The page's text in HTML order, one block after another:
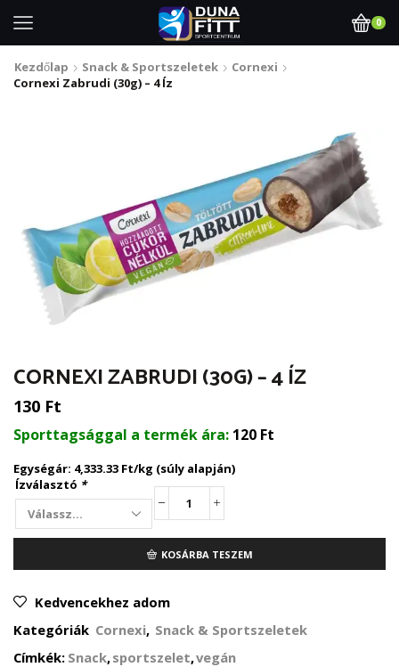
0
Kezdőlap Snack & Sportszeletek
Cornexi
Cornexi Zabrudi (30g) – 4 Íz
CORNEXI ZABRUDI (30G) – 4 ÍZ
130 Ft
Sporttagsággal a termék ára: 120 Ft
Egységár: 4,333.33 Ft/kg (súly alapján)
Ízválasztó *
Cornexi
(30g)
-
4
KOSÁRBA TESZEM
Kedvencekhez adom
Kategóriák Cornexi, Snack & Sportszeletek
Címkék: Snack,sportszelet,vegán